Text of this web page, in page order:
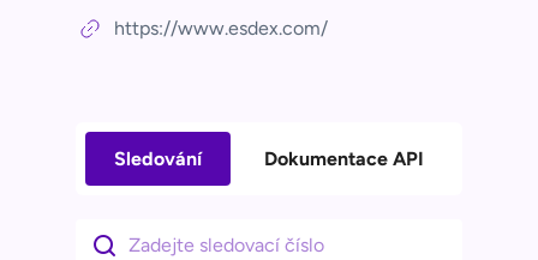
https://www.esdex.com/
Sledování Dokumentace API